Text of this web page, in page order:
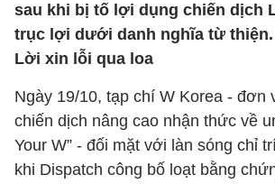
sau khi bị tố lợi dụng chiến dịch
trục lợi dưới danh nghĩa từ thiện.
Lời xin lỗi qua loa
Ngày 19/10, tạp chí W Korea - đơn
chiến dịch nâng cao nhận thức về
Your W” - đối mặt với làn sóng chỉ
khi Dispatch công bố loạt bằng